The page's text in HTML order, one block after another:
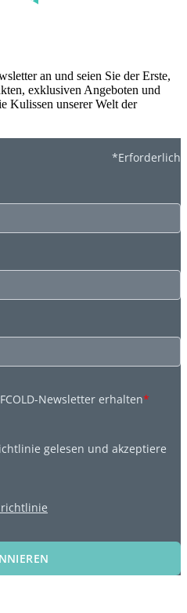
an und seien Sie der Erste,
exklusiven Angeboten und
Kulissen unserer Welt der
*Erforderlich
Newsletter erhalten*
gelesen und akzeptiere